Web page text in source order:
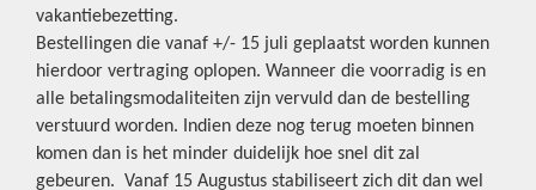
vakantiebezetting.
Bestellingen die vanaf +/- 15 juli geplaatst worden kunnen
hierdoor vertraging oplopen. Wanneer die voorradig is en
alle betalingsmodaliteiten zijn vervuld dan de bestelling
verstuurd worden. Indien deze nog terug moeten binnen
komen dan is het minder duidelijk hoe snel dit zal
gebeuren. Vanaf 15 Augustus stabiliseert zich dit dan wel